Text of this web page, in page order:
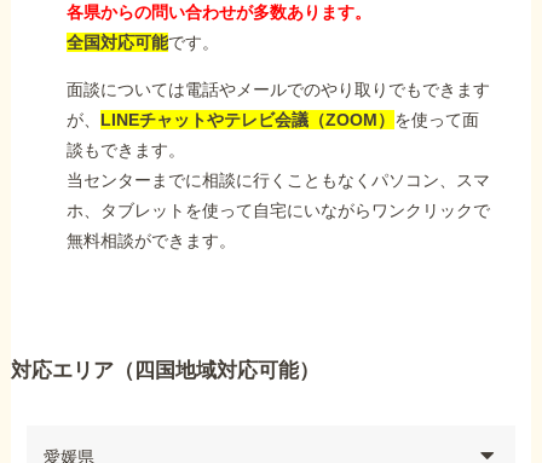
各県からの問い合わせが多数あります。
全国対応可能です。
面談については電話やメールでのやり取りでもできます
が、 LINEチャットやテレビ会議（ZOOM） を使って面
談もできます。
当センターまでに相談に行くこともなくパソコン、スマ
ホ、タブレットを使って自宅にいながらワンクリックで
無料相談ができます。
対応エリア（四国地域対応可能）
愛媛県